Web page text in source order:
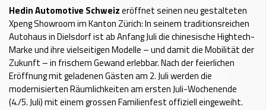
Hedin Automotive Schweizeröffnet seinen neu gestalteten
Xpeng Showroom im Kanton Zürich: In seinem traditionsreichen
Autohaus in Dielsdorf ist ab Anfang Juli die chinesische Hightech-
Marke und ihre vielseitigen Modelle – und damit die Mobilität der
Zukunft – in frischem Gewand erlebbar. Nach der feierlichen
Eröffnung mit geladenen Gästen am 2. Juli werden die
modernisierten Räumlichkeiten am ersten Juli-Wochenende
(4./5. Juli) mit einem grossen Familienfest offiziell eingeweiht.